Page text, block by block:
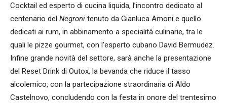
Cocktail ed esperto di cucina liquida, l’incontro dedicato al
centenario del Negroni tenuto da Gianluca Amoni e quello
dedicati ai rum, in abbinamento a specialità culinarie, tra le
quali le pizze gourmet, con l’esperto cubano David Bermudez.
Infine grande novità del settore, sarà anche la presentazione
del Reset Drink di Outox, la bevanda che riduce il tasso
alcolemico, con la partecipazione straordinaria di Aldo
Castelnovo, concludendo con la festa in onore del trentesimo